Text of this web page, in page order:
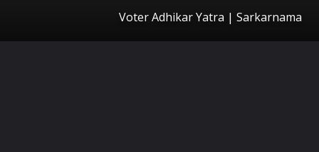
Voter Adhikar Yatra | Sarkarnama